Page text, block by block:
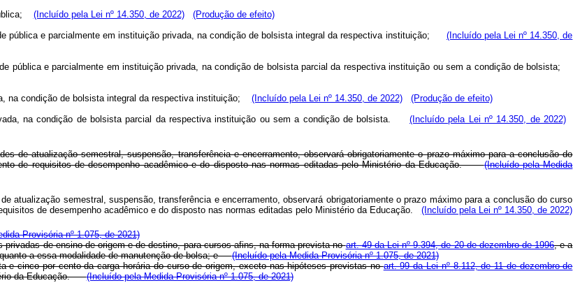
(Incluído pela Lei nº 14.350, de 2022)
(Produção de efeito)
pública e parcialmente em instituição privada, na condição de bolsista integral da respectiva instituição; (Incluído pela Lei nº 14.350, de
pública e parcialmente em instituição privada, na condição de bolsista parcial da respectiva instituição ou sem a condição de bolsista;
na condição de bolsista integral da respectiva instituição; (Incluído pela Lei nº 14.350, de 2022)
(Produção de efeito)
na condição de bolsista parcial da respectiva instituição ou sem a condição de bolsista.(Incluído pela Lei nº 14.350, de 2022)
de atualização semestral, suspensão, transferência e encerramento, observará obrigatoriamente o prazo máximo para a conclusão do
de requisitos de desempenho acadêmico e do disposto nas normas editadas pelo Ministério da Educação.(Incluído pela Medida
atualização semestral, suspensão, transferência e encerramento, observará obrigatoriamente o prazo máximo para a conclusão do curso
de desempenho acadêmico e do disposto nas normas editadas pelo Ministério da Educação.
(Incluído pela Lei nº 14.350, de 2022)
Provisória nº 1.075, de 2021)
de ensino de origem e de destino, para cursos afins, na forma prevista noart. 49 da Lei nº 9.394, de 20 de dezembro de 1996, e a
a essa modalidade de manutenção de bolsa; e(Incluído pela Medida Provisória nº 1.075, de 2021)
e cinco por cento da carga horária do curso de origem, exceto nas hipóteses previstas noart. 99 da Lei nº 8.112, de 11 de dezembro de
da Educação.(Incluído pela Medida Provisória nº 1.075, de 2021)